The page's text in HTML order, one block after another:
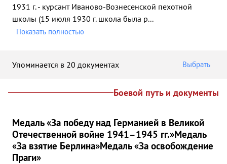
1931 г. - курсант Иваново-Вознесенской пехотной
школы (15 июля 1930 г. школа была р...
Показать полностью
Упоминается в 20 документах Выбрать
Боевой путь и документы
Медаль «За победу над Германией в Великой
Отечественной войне 1941–1945 гг.»Медаль
«За взятие Берлина»Медаль «За освобождение
Праги»